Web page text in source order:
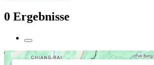
0 Ergebnisse